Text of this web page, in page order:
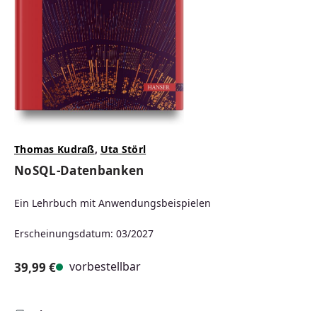
Thomas Kudraß, Uta Störl
NoSQL-Datenbanken
Ein Lehrbuch mit Anwendungsbeispielen
Erscheinungsdatum: 03/2027
39,99 € vorbestellbar